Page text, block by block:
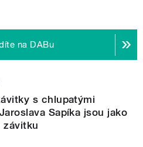
na DABu
s chlupatými
Sapíka jsou jako
závitku